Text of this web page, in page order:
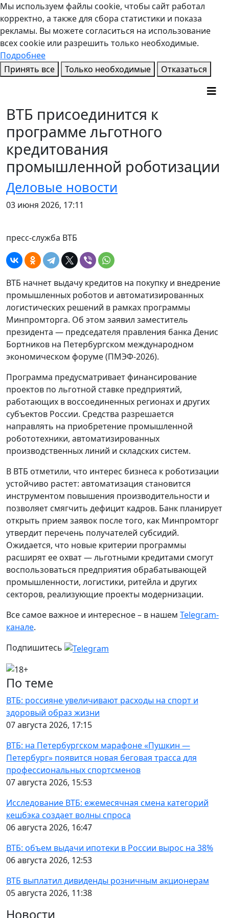
Мы используем файлы cookie, чтобы сайт работал
корректно, а также для сбора статистики и показа
рекламы. Вы можете согласиться на использование
всех cookie или разрешить только необходимые.
Подробнее
Принять все
Только необходимые Отказаться
ВТБ присоединится к
программе льготного
кредитования
промышленной роботизации
Деловые новости
03 июня 2026, 17:11
пресс-служба ВТБ
ВТБ начнет выдачу кредитов на покупку и внедрение
промышленных роботов и автоматизированных
логистических решений в рамках программы
Минпромторга. Об этом заявил заместитель
президента — председателя правления банка Денис
Бортников на Петербургском международном
экономическом форуме (ПМЭФ-2026).
Программа предусматривает финансирование
проектов по льготной ставке предприятий,
работающих в воссоединенных регионах и других
субъектов России. Средства разрешается
направлять на приобретение промышленной
робототехники, автоматизированных
производственных линий и складских систем.
В ВТБ отметили, что интерес бизнеса к роботизации
устойчиво растет: автоматизация становится
инструментом повышения производительности и
позволяет смягчить дефицит кадров. Банк планирует
открыть прием заявок после того, как Минпромторг
утвердит перечень получателей субсидий.
Ожидается, что новые критерии программы
расширят ее охват — льготными кредитами смогут
воспользоваться предприятия обрабатывающей
промышленности, логистики, ритейла и других
секторов, реализующие проекты модернизации.
Все самое важное и интересное – в нашем Telegram-
канале.
Подпишитесь
По теме
ВТБ: россияне увеличивают расходы на спорт и
здоровый образ жизни
07 августа 2026, 17:15
ВТБ: на Петербургском марафоне «Пушкин —
Петербург» появится новая беговая трасса для
профессиональных спортсменов
07 августа 2026, 15:53
Исследование ВТБ: ежемесячная смена категорий
кешбэка создает волны спроса
06 августа 2026, 16:47
ВТБ: объем выдачи ипотеки в России вырос на 38%
06 августа 2026, 12:53
ВТБ выплатил дивиденды розничным акционерам
05 августа 2026, 11:38
Новости